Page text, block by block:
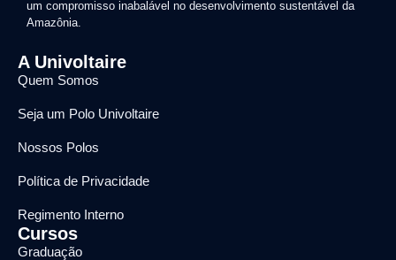
um compromisso inabalável no desenvolvimento sustentável da
Amazônia.
A Univoltaire
Quem Somos
Seja um Polo Univoltaire
Nossos Polos
Política de Privacidade
Regimento Interno
Cursos
Graduação